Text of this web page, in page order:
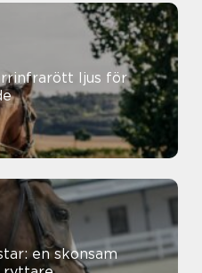
ljus för
en skonsam